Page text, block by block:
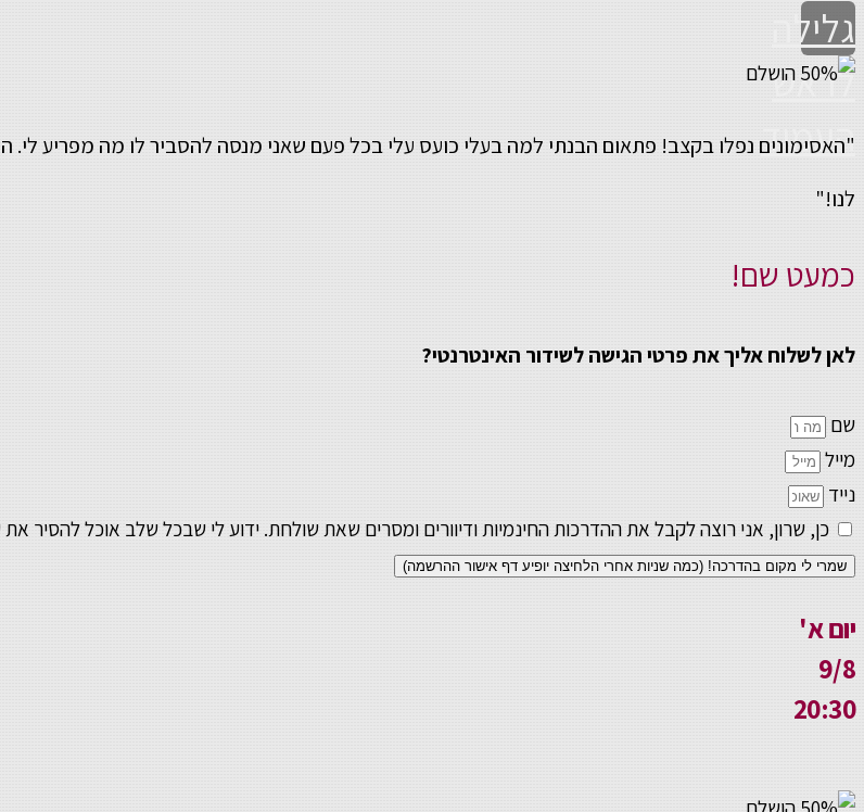
גלילה
לראש
העמוד
"האסימונים נפלו בקצב! פתאום הבנתי למה בעלי כועס עלי בכל פעם שאני מנסה להסביר לו מה מפריע
לנו!"
כמעט שם!
לאן לשלוח אליך את פרטי הגישה לשידור האינטרנטי?
שם
מייל
נייד
כן, שרון, אני רוצה לקבל את ההדרכות החינמיות ודיוורים ומסרים שאת שולחת. ידוע לי שבכל שלב אוכל להסיר
שמרי לי מקום בהדרכה! (כמה שניות אחרי הלחיצה יופיע דף אישור ההרשמה)
יום א'
9/8
20:30